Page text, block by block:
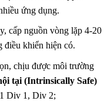
ứng dụng.
cấp nguồn vòng lặp 4-20
điều khiển hiện có.
chịu được môi trường
tại (Intrinsically Safe)
Div 1, Div 2;